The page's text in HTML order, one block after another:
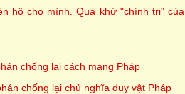
hộ cho mình. Quá khứ "chính trị" của
chống lại cách mạng Pháp
chống lại chủ nghĩa duy vật Pháp